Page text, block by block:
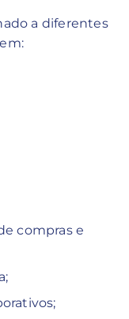
a diferentes
compras e